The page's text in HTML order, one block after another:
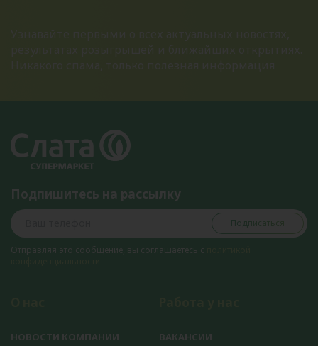
Подпишитесь на рассылку
Подписаться
Отправляя это сообщение, вы соглашаетесь с
НОВОСТИ КОМПАНИИ ВАКАНСИИ